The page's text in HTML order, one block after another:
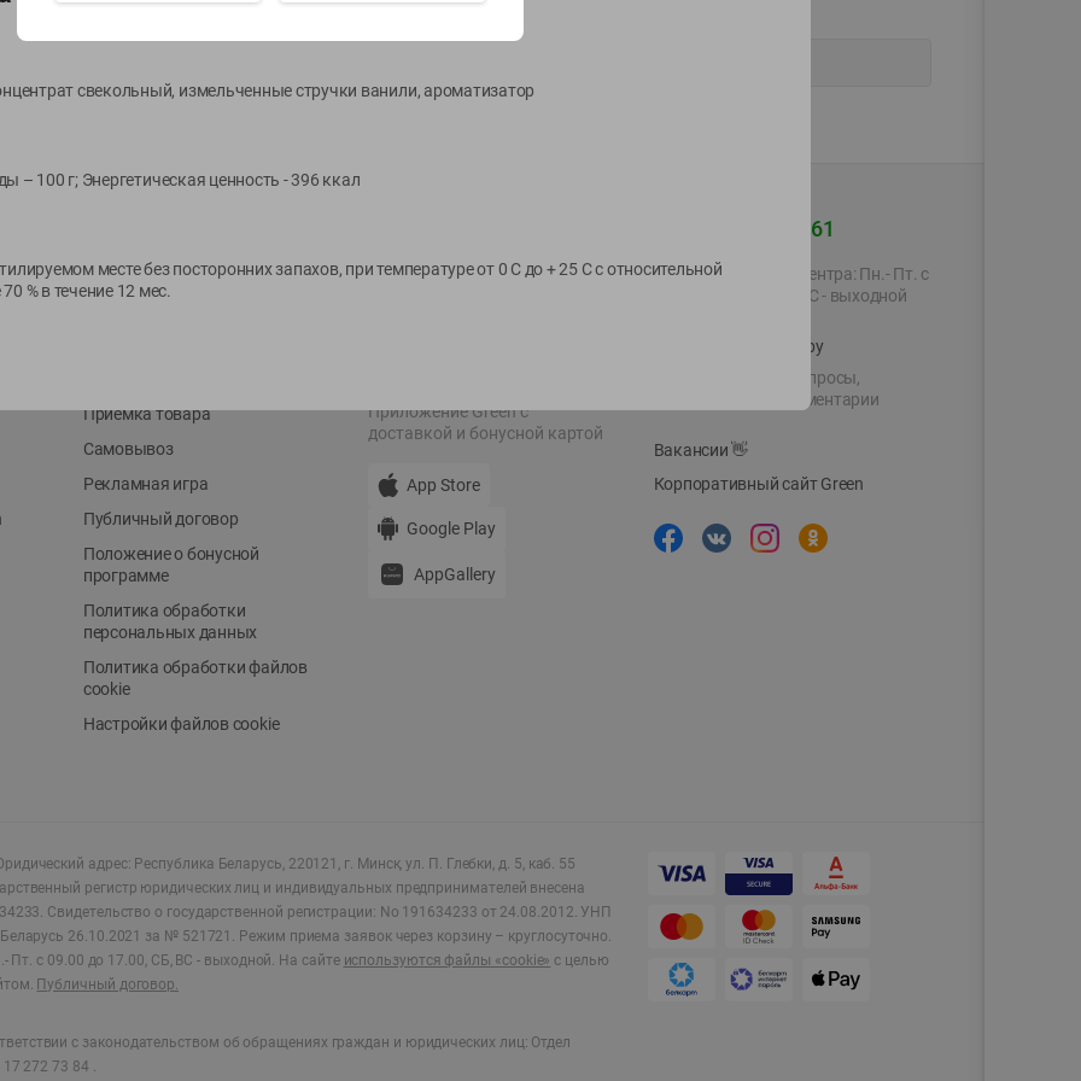
Оплата
Приемка товара
Самовывоз
Рекламная игра
Публичный договор
Положение о бонусной
программе
Политика обработки
персональных данных
Политика обработки файлов
cookie
Настройки файлов cookie
История покупок
Приложение Green c
доставкой и бонусной картой
App Store
Google Play
AppGallery
+375 44 560-60-61
Время работы Call-центра: Пн.- Пт. с
09.00 до 17.00, СБ, ВС - выходной
shop@green-market.by
Пишите нам свои вопросы,
предложения и комментарии
Вакансии👋
Корпоративный сайт Green
адрес: Республика Беларусь, 220121, г. Минск, ул. П. Глебки, д. 5, каб. 55
регистр юридических лиц и индивидуальных предпринимателей внесена
Свидетельство о государственной регистрации: No 191634233 от 24.08.2012. УНП
26.10.2021 за № 521721. Режим приема заявок через корзину – круглосуточно.
Пт. с 09.00 до 17.00, СБ, ВС - выходной. На сайте используются файлы «cookie» с целью
Публичный договор.
с законодательством об обращениях граждан и юридических лиц: Отдел
272 73 84 .
свекольный, измельченные стручки ванили, ароматизатор
– 100 г; Энергетическая ценность - 396 ккал
месте без посторонних запахов, при температуре от 0 C до + 25 C с относительной
% в течение 12 мес.